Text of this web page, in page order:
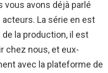
vous avons déjà parlé
acteurs. La série en est
la production, il est
chez nous, et eux-
avec la plateforme de